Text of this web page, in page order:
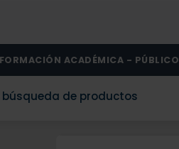
ACADÉMICA - PÚBLICO
búsqueda de productos